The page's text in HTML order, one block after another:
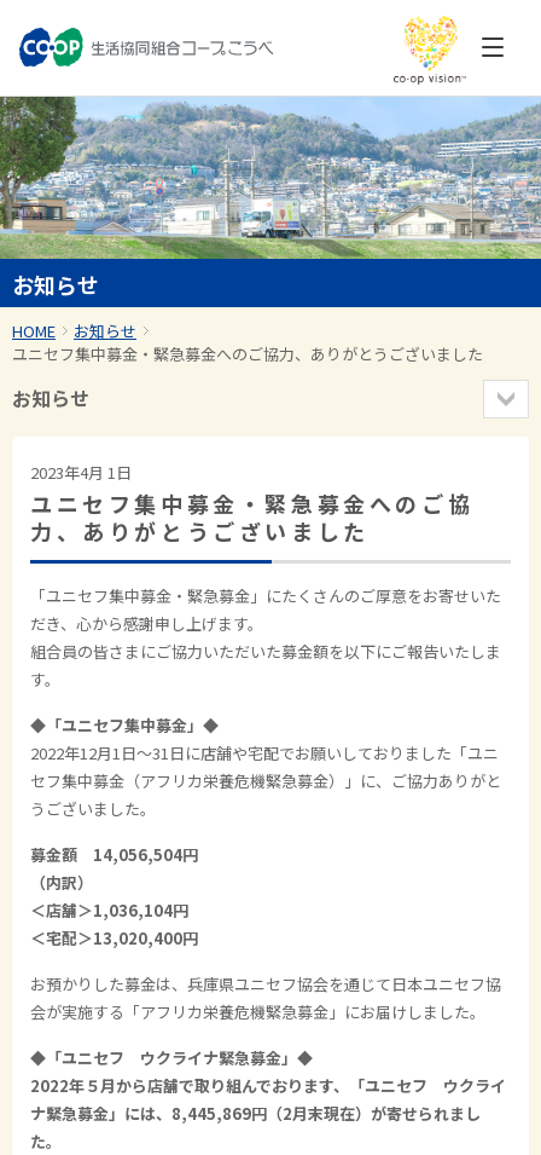
お知らせ
HOME
お知らせ
ユニセフ集中募金・緊急募金へのご協力、ありがとうございました
お知らせ
2023年4月 1日
ユニセフ集中募金・緊急募金へのご協
力、ありがとうございました
「ユニセフ集中募金・緊急募金」にたくさんのご厚意をお寄せいた
だき、心から感謝申し上げます。
組合員の皆さまにご協力いただいた募金額を以下にご報告いたしま
す。
◆「ユニセフ集中募金」◆
2022年12月1日～31日に店舗や宅配でお願いしておりました「ユニ
セフ集中募金（アフリカ栄養危機緊急募金）」に、ご協力ありがと
うございました。
募金額 14,056,504円
（内訳）
＜店舗＞1,036,104円
＜宅配＞13,020,400円
お預かりした募金は、兵庫県ユニセフ協会を通じて日本ユニセフ協
会が実施する「アフリカ栄養危機緊急募金」にお届けしました。
◆「ユニセフ ウクライナ緊急募金」◆
2022年５月から店舗で取り組んでおります、「ユニセフ ウクライ
ナ緊急募金」には、8,445,869円（2月末現在）が寄せられまし
た。